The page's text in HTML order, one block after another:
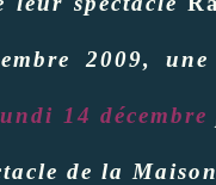
2009,
undi 14 décembre
de la